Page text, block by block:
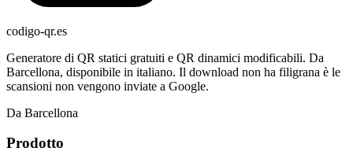
codigo-qr.es
Generatore di QR statici gratuiti e QR dinamici modificabili. Da
Barcellona, disponibile in italiano. Il download non ha filigrana è le
scansioni non vengono inviate a Google.
Da Barcellona
Prodotto